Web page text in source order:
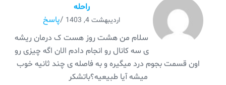
راحله
اردیبهشت 4, 1403 /پاسخ
سلام من هشت روز هست ک درمان ریشه
ی سه کانال رو انجام دادم الان اگه چیزی رو
اون قسمت بجوم درد میگیره و به فاصله ی چند ثانیه خوب
میشه آیا طبیعیه؟باتشکر